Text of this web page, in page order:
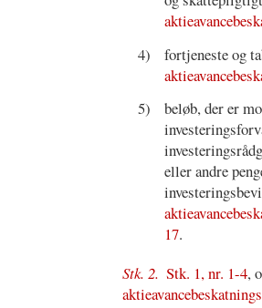
4)
fortjeneste og
5)
beløb, der er
eller andre
17.
Stk. 2. Stk. 1, nr. 1-4,